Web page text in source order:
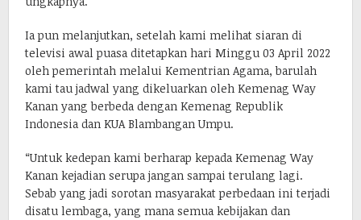
Ia pun melanjutkan, setelah kami melihat siaran di
televisi awal puasa ditetapkan hari Minggu 03 April 2022
oleh pemerintah melalui Kementrian Agama, barulah
kami tau jadwal yang dikeluarkan oleh Kemenag Way
Kanan yang berbeda dengan Kemenag Republik
Indonesia dan KUA Blambangan Umpu.
“Untuk kedepan kami berharap kepada Kemenag Way
Kanan kejadian serupa jangan sampai terulang lagi.
Sebab yang jadi sorotan masyarakat perbedaan ini terjadi
disatu lembaga, yang mana semua kebijakan dan